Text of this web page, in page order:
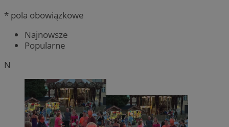
* pola obowiązkowe
Najnowsze
Popularne
N